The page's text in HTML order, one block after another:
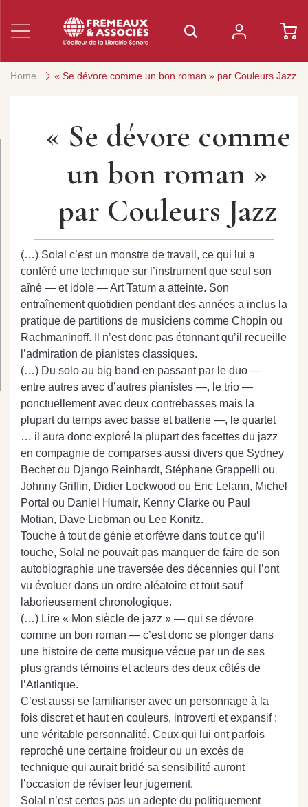
Home « Se dévore comme un bon roman » par Couleurs Jazz
« Se dévore comme
un bon roman »
par Couleurs Jazz
(…) Solal c’est un monstre de travail, ce qui lui a
conféré une technique sur l’instrument que seul son
aîné — et idole — Art Tatum a atteinte. Son
entraînement quotidien pendant des années a inclus la
pratique de partitions de musiciens comme Chopin ou
Rachmaninoff. Il n’est donc pas étonnant qu’il recueille
l’admiration de pianistes classiques.
(…) Du solo au big band en passant par le duo —
entre autres avec d’autres pianistes —, le trio —
ponctuellement avec deux contrebasses mais la
plupart du temps avec basse et batterie —, le quartet
… il aura donc exploré la plupart des facettes du jazz
en compagnie de comparses aussi divers que Sydney
Bechet ou Django Reinhardt, Stéphane Grappelli ou
Johnny Griffin, Didier Lockwood ou Eric Lelann, Michel
Portal ou Daniel Humair, Kenny Clarke ou Paul
Motian, Dave Liebman ou Lee Konitz.
Touche à tout de génie et orfèvre dans tout ce qu’il
touche, Solal ne pouvait pas manquer de faire de son
autobiographie une traversée des décennies qui l’ont
vu évoluer dans un ordre aléatoire et tout sauf
laborieusement chronologique.
(…) Lire « Mon siècle de jazz » — qui se dévore
comme un bon roman — c’est donc se plonger dans
une histoire de cette musique vécue par un de ses
plus grands témoins et acteurs des deux côtés de
l’Atlantique.
C’est aussi se familiariser avec un personnage à la
fois discret et haut en couleurs, introverti et expansif :
une véritable personnalité. Ceux qui lui ont parfois
reproché une certaine froideur ou un excès de
technique qui aurait bridé sa sensibilité auront
l’occasion de réviser leur jugement.
Solal n’est certes pas un adepte du politiquement